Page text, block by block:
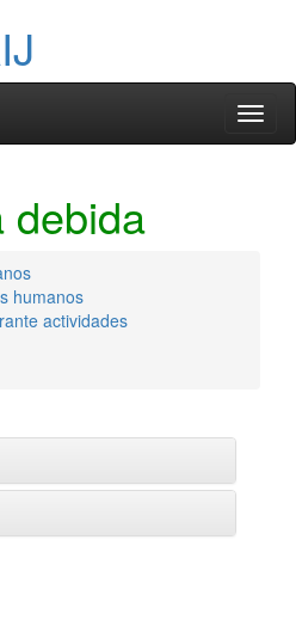
debida
humanos
actividades